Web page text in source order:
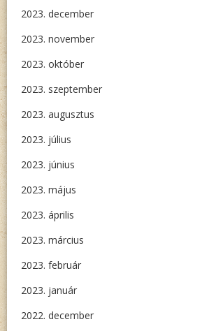
2023. december
2023. november
2023. október
2023. szeptember
2023. augusztus
2023. július
2023. június
2023. május
2023. április
2023. március
2023. február
2023. január
2022. december